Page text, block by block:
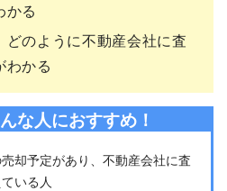
かる
どのように不動産会社に査
わかる
な人におすすめ！
却予定があり、不動産会社に査
いる人